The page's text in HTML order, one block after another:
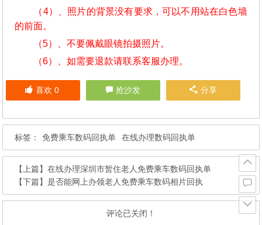
（4）、照片的背景没有要求，可以不用站在白色墙
的前面。
（5）、不要佩戴眼镜拍摄照片。
（6）、如需要退款请联系客服办理。
喜欢 0 抢沙发 分享
标签： 免费乘车数码回执单 在线办理数码回执单
【上篇】在线办理深圳市暂住老人免费乘车数码回执单
【下篇】是否能网上办领老人免费乘车数码相片回执
评论已关闭！